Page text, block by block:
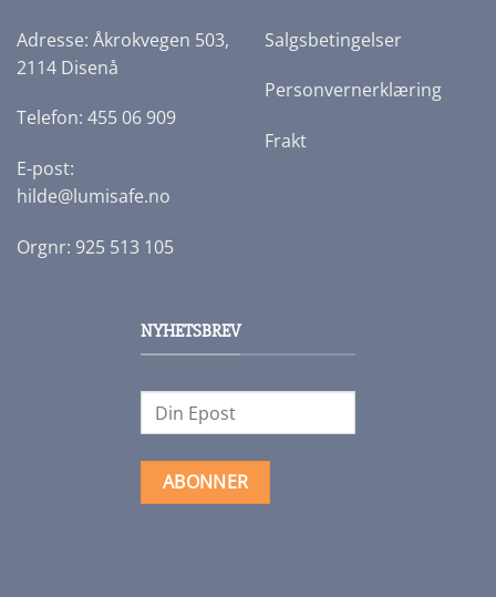
Adresse: Åkrokvegen 503,
2114 Disenå
Telefon: 455 06 909
E-post:
hilde@lumisafe.no
Orgnr: 925 513 105
Salgsbetingelser
Personvernerklæring
Frakt
NYHETSBREV